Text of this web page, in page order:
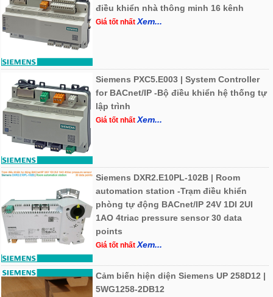
điều khiển nhà thông minh 16 kênh
Giá tốt nhấtXem...
Siemens PXC5.E003 | System Controller
for BACnet/IP -Bộ điều khiển hệ thống tự
lập trình
Giá tốt nhấtXem...
Siemens DXR2.E10PL-102B | Room
automation station -Trạm điều khiển
phòng tự động BACnet/IP 24V 1DI 2UI
1AO 4triac pressure sensor 30 data
points
Giá tốt nhấtXem...
Cảm biến hiện diện Siemens UP 258D12 |
5WG1258-2DB12